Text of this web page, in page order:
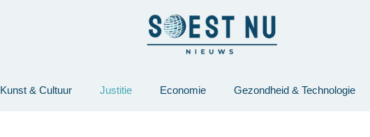
Kunst & Cultuur Justitie Economie Gezondheid & Technologie